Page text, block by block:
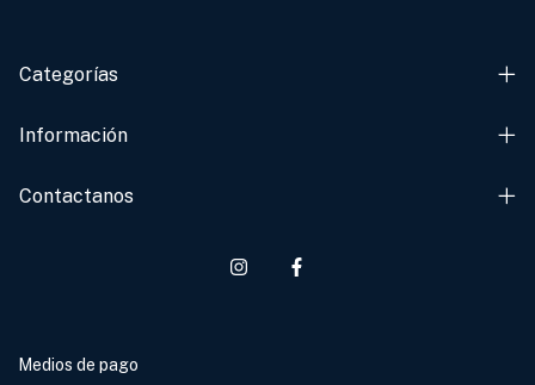
Categorías
Información
Contactanos
Medios de pago